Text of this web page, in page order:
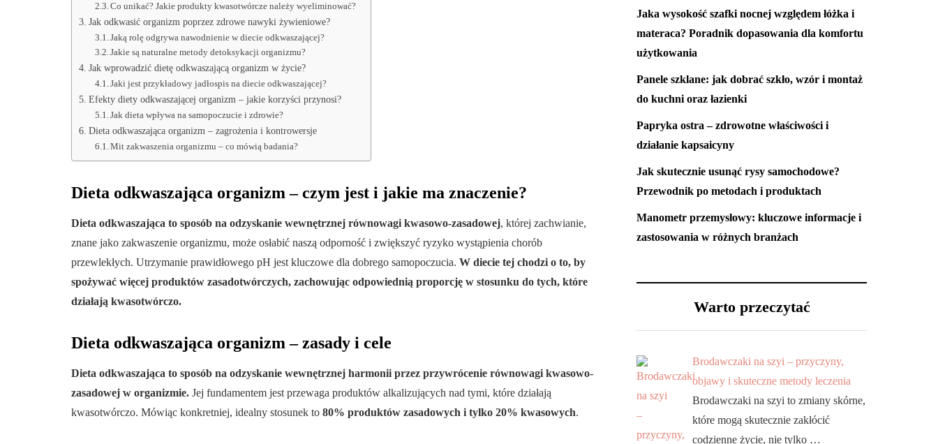
Co unikać? Jakie produkty kwasotwórcze należy wyeliminować?
Jak odkwasić organizm poprzez zdrowe nawyki żywieniowe?
Jaką rolę odgrywa nawodnienie w diecie odkwaszającej?
Jakie są naturalne metody detoksykacji organizmu?
Jak wprowadzić dietę odkwaszającą organizm w życie?
Jaki jest przykładowy jadłospis na diecie odkwaszającej?
Efekty diety odkwaszającej organizm – jakie korzyści przynosi?
Jak dieta wpływa na samopoczucie i zdrowie?
Dieta odkwaszająca organizm – zagrożenia i kontrowersje
Mit zakwaszenia organizmu – co mówią badania?
Dieta odkwaszająca organizm – czym jest i jakie ma znaczenie?
Dieta odkwaszająca to sposób na odzyskanie wewnętrznej równowagi kwasowo-zasadowej, której zachwianie,
znane jako zakwaszenie organizmu, może osłabić naszą odporność i zwiększyć ryzyko wystąpienia chorób
przewlekłych. Utrzymanie prawidłowego pH jest kluczowe dla dobrego samopoczucia. W diecie tej chodzi o to, by
spożywać więcej produktów zasadotwórczych, zachowując odpowiednią proporcję w stosunku do tych, które
działają kwasotwórczo.
Dieta odkwaszająca organizm – zasady i cele
Dieta odkwaszająca to sposób na odzyskanie wewnętrznej harmonii przez przywrócenie równowagi kwasowo-
zasadowej w organizmie. Jej fundamentem jest przewaga produktów alkalizujących nad tymi, które działają
kwasotwórczo. Mówiąc konkretniej, idealny stosunek to 80% produktów zasadowych i tylko 20% kwasowych.
Jaka wysokość szafki nocnej względem łóżka i
materaca? Poradnik dopasowania dla komfortu
użytkowania
Panele szklane: jak dobrać szkło, wzór i montaż
do kuchni oraz łazienki
Papryka ostra – zdrowotne właściwości i
działanie kapsaicyny
Jak skutecznie usunąć rysy samochodowe?
Przewodnik po metodach i produktach
Manometr przemysłowy: kluczowe informacje i
zastosowania w różnych branżach
Warto przeczytać
Brodawczaki na szyi – przyczyny,
objawy i skuteczne metody leczenia
Brodawczaki na szyi to zmiany skórne,
które mogą skutecznie zakłócić
codzienne życie, nie tylko …